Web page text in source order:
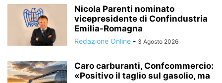
Nicola Parenti nominato
vicepresidente di Confindustria
Emilia-Romagna
Redazione Online - 3 Agosto 2026
Caro carburanti, Confcommercio:
«Positivo il taglio sul gasolio, ma